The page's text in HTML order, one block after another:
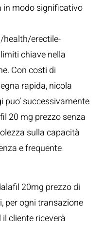
in modo significativo
erectile-
chiave nella
Con costi di
rapida, nicola
successivamente
20 mg prezzo senza
sulla capacità
e frequente
20mg prezzo di
per ogni transazione
cliente riceverà